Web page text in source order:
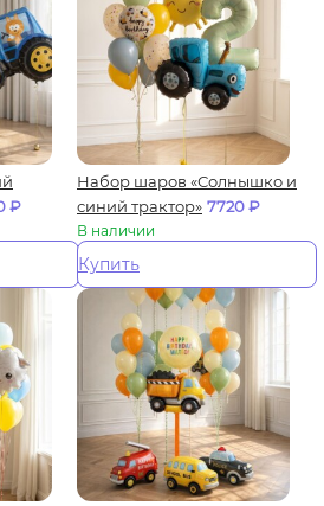
₽
Набор шаров «Солнышко и
синий трактор» 7720₽
В наличии
Купить